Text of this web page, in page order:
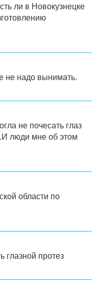
ли в Новокузнецке
не надо вынимать.
не почесать глаз
люди мне об этом
области по
глазной протез